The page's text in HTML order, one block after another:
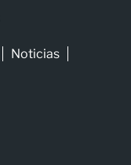
Noticias